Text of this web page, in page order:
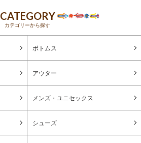
CATEGORY
カテゴリーから探す
ボトムス
アウター
メンズ・ユニセックス
シューズ